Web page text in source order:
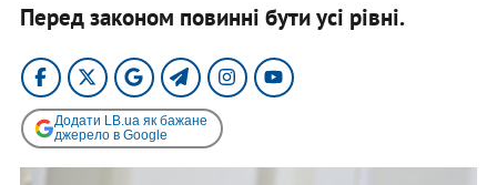
Перед законом повинні бути усі рівні.
Додати LB.ua як бажане
джерело в Google